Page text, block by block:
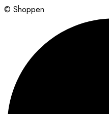
© Shoppen